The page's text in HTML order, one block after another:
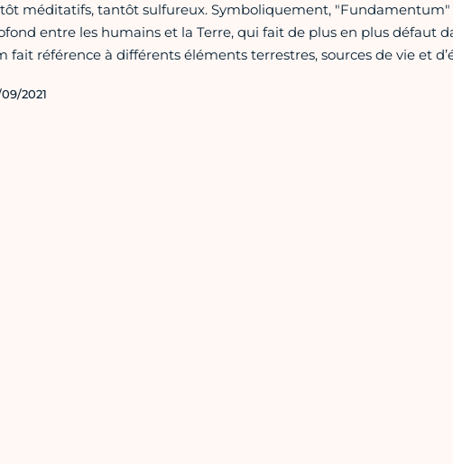
méditatifs, tantôt sulfureux. Symboliquement, "Fundamentum"
entre les humains et la Terre, qui fait de plus en plus défaut
fait référence à différents éléments terrestres, sources de vie et
2021